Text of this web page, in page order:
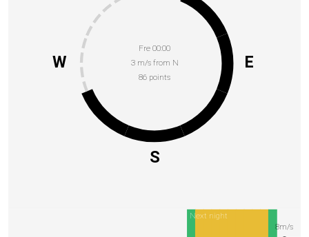
Fre 00:00
3 m/s from N
86 points
E
S
W
Next night
8m/s